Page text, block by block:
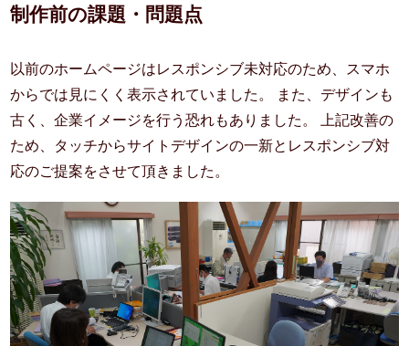
制作前の課題・問題点
以前のホームページはレスポンシブ未対応のため、スマホ
からでは見にくく表示されていました。 また、デザインも
古く、企業イメージを行う恐れもありました。 上記改善の
ため、タッチからサイトデザインの一新とレスポンシブ対
応のご提案をさせて頂きました。